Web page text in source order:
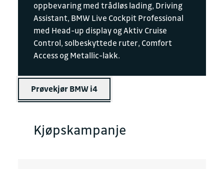
oppbevaring med trådløs lading, Driving
Assistant, BMW Live Cockpit Professional
med Head-up display og Aktiv Cruise
Control, solbeskyttede ruter, Comfort
Access og Metallic-lakk.
Prøvekjør BMW i4
Kjøpskampanje